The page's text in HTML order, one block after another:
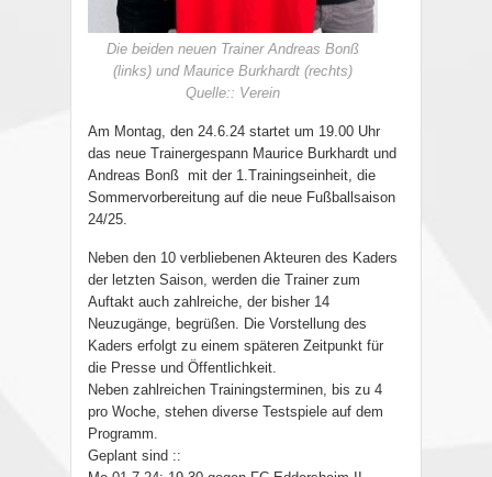
Die beiden neuen Trainer Andreas Bonß
(links) und Maurice Burkhardt (rechts)
Quelle:: Verein
Am Montag, den 24.6.24 startet um 19.00 Uhr
das neue Trainergespann Maurice Burkhardt und
Andreas Bonß mit der 1.Trainingseinheit, die
Sommervorbereitung auf die neue Fußballsaison
24/25.
Neben den 10 verbliebenen Akteuren des Kaders
der letzten Saison, werden die Trainer zum
Auftakt auch zahlreiche, der bisher 14
Neuzugänge, begrüßen. Die Vorstellung des
Kaders erfolgt zu einem späteren Zeitpunkt für
die Presse und Öffentlichkeit.
Neben zahlreichen Trainingsterminen, bis zu 4
pro Woche, stehen diverse Testspiele auf dem
Programm.
Geplant sind ::